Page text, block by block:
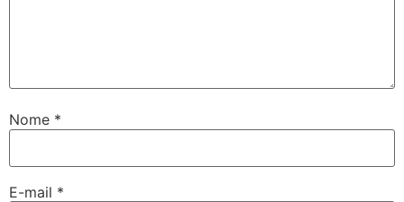
Nome *
E-mail *